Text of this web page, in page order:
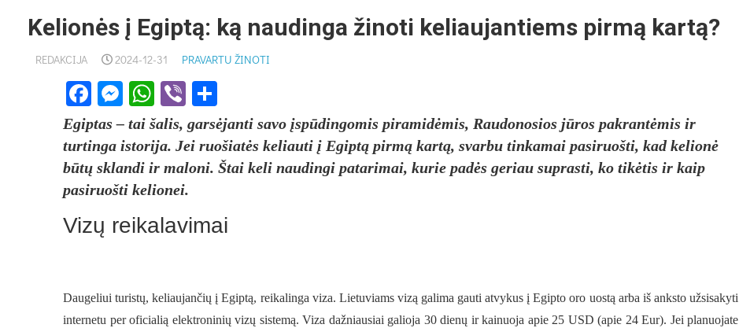
Kelionės į Egiptą: ką naudinga žinoti keliaujantiems pirmą kartą?
REDAKCIJA 2024-12-31 PRAVARTU ŽINOTI
Facebook
Messenger
WhatsApp
Viber
Egiptas – tai šalis, garsėjanti savo įspūdingomis piramidėmis, Raudonosios jūros pakrantėmis ir
turtinga istorija. Jei ruošiatės keliauti į Egiptą pirmą kartą, svarbu tinkamai pasiruošti, kad kelionė
būtų sklandi ir maloni. Štai keli naudingi patarimai, kurie padės geriau suprasti, ko tikėtis ir kaip
pasiruošti kelionei.
Vizų reikalavimai
Daugeliui turistų, keliaujančių į Egiptą, reikalinga viza. Lietuviams vizą galima gauti atvykus į Egipto oro uostą arba iš anksto užsisakyti
internetu per oficialią elektroninių vizų sistemą. Viza dažniausiai galioja 30 dienų ir kainuoja apie 25 USD (apie 24 Eur). Jei planuojate